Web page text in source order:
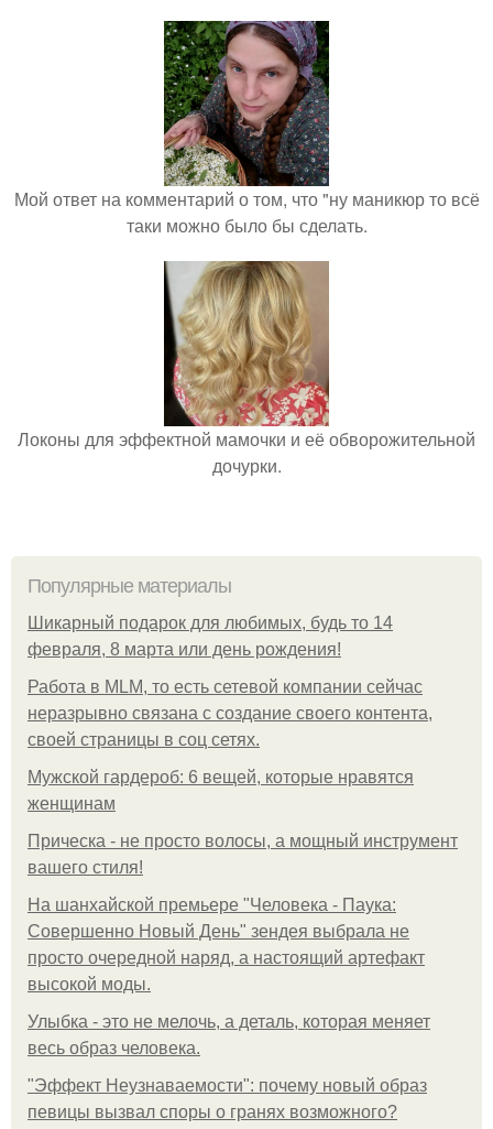
Мой ответ на комментарий о том, что "ну маникюр то всё
таки можно было бы сделать.
Локоны для эффектной мамочки и её обворожительной
дочурки.
Популярные материалы
Шикарный подарок для любимых, будь то 14
февраля, 8 марта или день рождения!
Работа в MLM, то есть сетевой компании сейчас
неразрывно связана с создание своего контента,
своей страницы в соц сетях.
Мужской гардероб: 6 вещей, которые нравятся
женщинам
Прическа - не просто волосы, а мощный инструмент
вашего стиля!
На шанхайской премьере "Человека - Паука:
Совершенно Новый День" зендея выбрала не
просто очередной наряд, а настоящий артефакт
высокой моды.
Улыбка - это не мелочь, а деталь, которая меняет
весь образ человека.
"Эффект Неузнаваемости": почему новый образ
певицы вызвал споры о гранях возможного?